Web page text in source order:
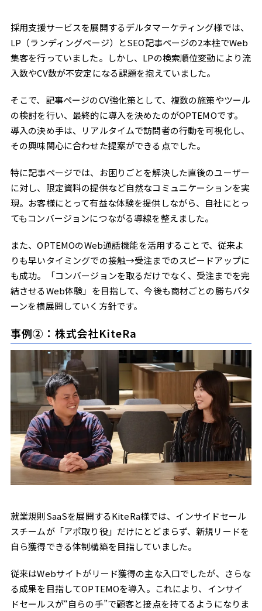
採用支援サービスを展開するデルタマーケティング様では、
LP（ランディングページ）とSEO記事ページの2本柱でWeb
集客を行っていました。しかし、LPの検索順位変動により流
入数やCV数が不安定になる課題を抱えていました。
そこで、記事ページのCV強化策として、複数の施策やツール
の検討を行い、最終的に導入を決めたのがOPTEMOです。
導入の決め手は、リアルタイムで訪問者の行動を可視化し、
その興味関心に合わせた提案ができる点でした。
特に記事ページでは、お困りごとを解決した直後のユーザー
に対し、限定資料の提供など自然なコミュニケーションを実
現。お客様にとって有益な体験を提供しながら、自社にとっ
てもコンバージョンにつながる導線を整えました。
また、OPTEMOのWeb通話機能を活用することで、従来よ
りも早いタイミングでの接触→受注までのスピードアップに
も成功。「コンバージョンを取るだけでなく、受注までを完
結させるWeb体験」を目指して、今後も商材ごとの勝ちパタ
ーンを横展開していく方針です。
事例②：株式会社KiteRa
就業規則SaaSを展開するKiteRa様では、インサイドセール
スチームが「アポ取り役」だけにとどまらず、新規リードを
自ら獲得できる体制構築を目指していました。
従来はWebサイトがリード獲得の主な入口でしたが、さらな
る成果を目指してOPTEMOを導入。これにより、インサイ
ドセールスが“自らの手”で顧客と接点を持てるようになりま